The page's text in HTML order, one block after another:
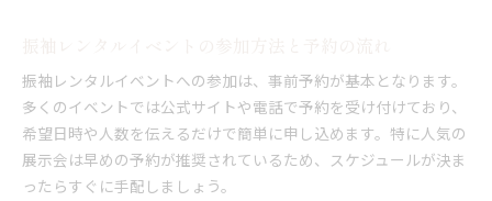
振袖レンタルイベントへの参加は、事前予約が基本となります。
多くのイベントでは公式サイトや電話で予約を受け付けており、
希望日時や人数を伝えるだけで簡単に申し込めます。特に人気の
展示会は早めの予約が推奨されているため、スケジュールが決ま
ったらすぐに手配しましょう。